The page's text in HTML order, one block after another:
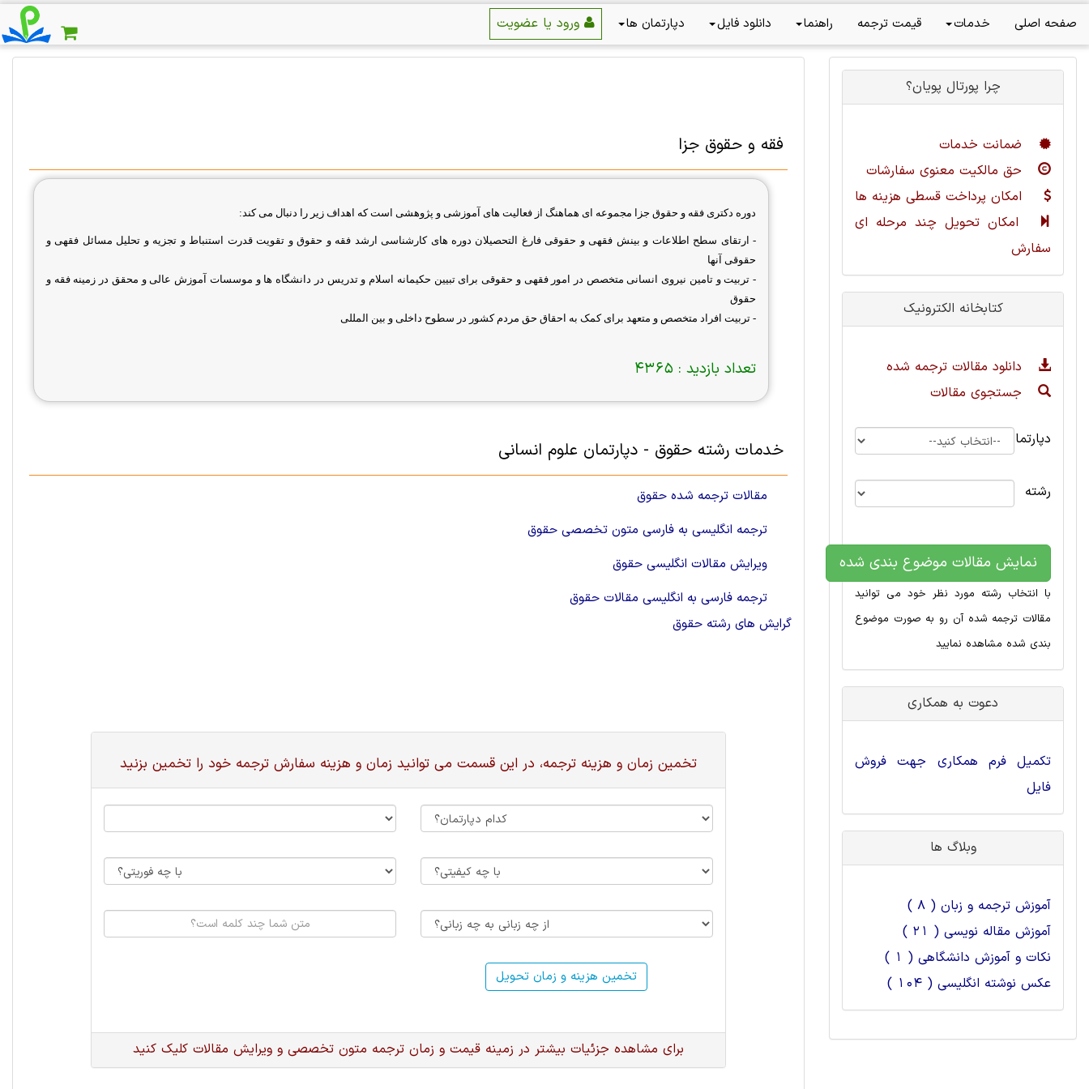
صفحه اصلی خدمات قیمت ترجمه راهنما دانلود فایل دپارتمان ها
فقه و حقوق جزا
دوره دکتری فقه و حقوق جزا مجموعه ای هماهنگ از فعالیت های آموزشی و پژوهشی است که اهداف زیر را دنبال می کند:
- ارتقای سطح اطلاعات و بینش فقهی و حقوقی فارغ التحصیلان دوره های کارشناسی ارشد فقه و حقوق و تقویت قدرت استنباط و تجزیه و تحلیل مسائل فقهی و
حقوقی آنها
- تربیت و تامین نیروی انسانی متخصص در امور فقهی و حقوقی برای تبیین حکیمانه اسلام و تدریس در دانشگاه ها و موسسات آموزش عالی و محقق در زمینه فقه و
حقوق
- تربیت افراد متخصص و متعهد برای کمک به احقاق حق مردم کشور در سطوح داخلی و بین المللی
تعداد بازدید : 4365
خدمات رشته حقوق - دپارتمان علوم انسانی
مقالات ترجمه شده حقوق
ترجمه انگلیسی به فارسی متون تخصصی حقوق
ویرایش مقالات انگلیسی حقوق
ترجمه فارسی به انگلیسی مقالات حقوق
گرایش های رشته حقوق
تخمین زمان و هزینه ترجمه، در این قسمت می توانید زمان و هزینه سفارش ترجمه خود را تخمین بزنید
تخمین هزینه و زمان تحویل
برای مشاهده جزئیات بیشتر در زمینه قیمت و زمان ترجمه متون تخصصی و ویرایش مقالات کلیک کنید
چرا پورتال پویان؟
ضمانت خدمات
حق مالکیت معنوی سفارشات
امکان پرداخت قسطی هزینه ها
امکان تحویل چند مرحله ای
سفارش
کتابخانه الکترونیک
دانلود مقالات ترجمه شده
جستجوی مقالات
دپارتمان
رشته
نمایش مقالات موضوع بندی شده
با انتخاب رشته مورد نظر خود می توانید
مقالات ترجمه شده آن رو به صورت موضوع
بندی شده مشاهده نمایید
دعوت به همکاری
تکمیل فرم همکاری جهت فروش
فایل
وبلاگ ها
آموزش ترجمه و زبان ( 8 )
آموزش مقاله نویسی ( 21 )
نکات و آموزش دانشگاهی ( 1 )
عکس نوشته انگلیسی ( 104 )